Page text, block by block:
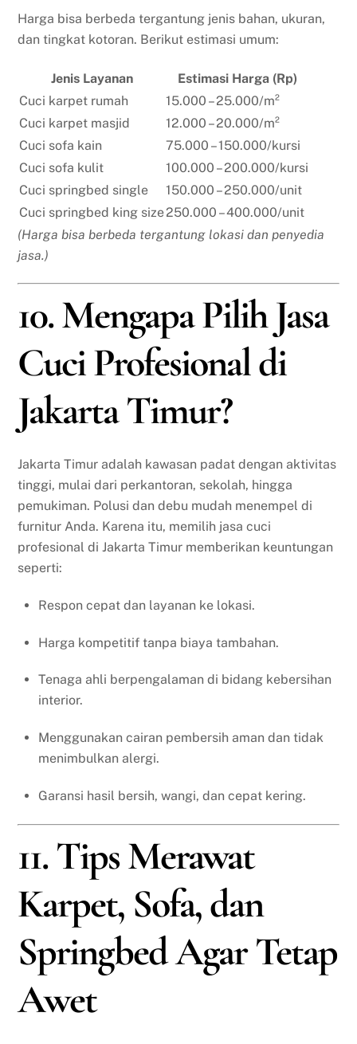
Harga bisa berbeda tergantung jenis bahan, ukuran,
dan tingkat kotoran. Berikut estimasi umum:
Jenis Layanan
Estimasi Harga (Rp)
Cuci karpet rumah
15.000 – 25.000/m²
Cuci karpet masjid
12.000 – 20.000/m²
Cuci sofa kain
75.000 – 150.000/kursi
Cuci sofa kulit
100.000 – 200.000/kursi
Cuci springbed single
150.000 – 250.000/unit
Cuci springbed king size250.000 – 400.000/unit
(Harga bisa berbeda tergantung lokasi dan penyedia
jasa.)
10. Mengapa Pilih Jasa
Cuci Profesional di
Jakarta Timur?
Jakarta Timur adalah kawasan padat dengan aktivitas
tinggi, mulai dari perkantoran, sekolah, hingga
pemukiman. Polusi dan debu mudah menempel di
furnitur Anda. Karena itu, memilih jasa cuci
profesional di Jakarta Timur memberikan keuntungan
seperti:
Respon cepat dan layanan ke lokasi.
Harga kompetitif tanpa biaya tambahan.
Tenaga ahli berpengalaman di bidang kebersihan
interior.
Menggunakan cairan pembersih aman dan tidak
menimbulkan alergi.
Garansi hasil bersih, wangi, dan cepat kering.
11. Tips Merawat
Karpet, Sofa, dan
Springbed Agar Tetap
Awet